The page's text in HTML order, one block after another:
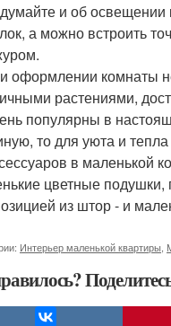
и об освещении
а можно встроить
оформлении комнаты
растениями,
популярны в
то для уюта и
в маленькой
цветные подушки,
из штор - и
Интерьер маленькой квартиры